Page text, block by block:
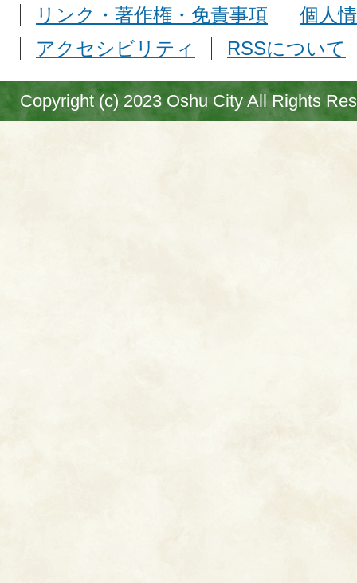
リンク・著作権・免責事項
個人
アクセシビリティ
RSSについて
Copyright (c) 2023 Oshu City All Rights